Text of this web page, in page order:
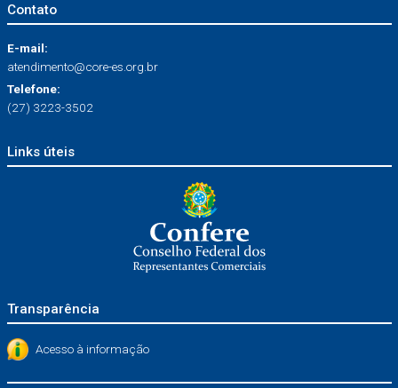
Contato
E-mail:
atendimento@core-es.org.br
Telefone:
(27) 3223-3502
Links úteis
Transparência
Acesso à informação